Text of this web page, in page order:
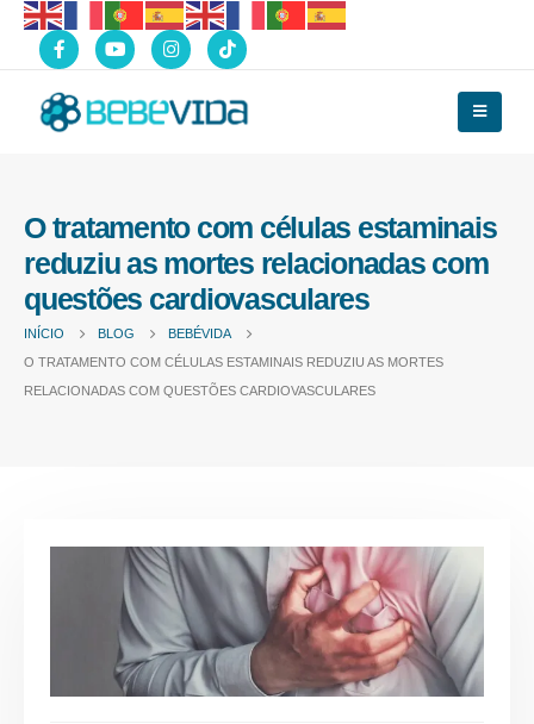
O tratamento com células estaminais
reduziu as mortes relacionadas com
questões cardiovasculares
INÍCIO BLOG
BEBÉVIDA
O TRATAMENTO COM CÉLULAS ESTAMINAIS REDUZIU AS MORTES
RELACIONADAS COM QUESTÕES CARDIOVASCULARES